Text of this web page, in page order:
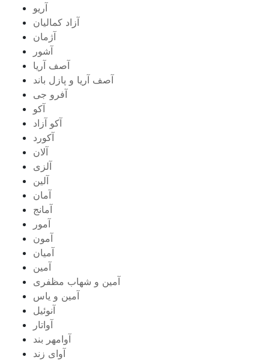
آریو
آزاد کمالیان
آژمان
آشور
آصف آریا
آصف آریا و پازل باند
آفرو جی
آکو
آکو آزاد
آکورد
آلان
آلزی
آلین
آمان
آمانج
آمور
آمون
آمیان
آمین
آمین و شهاب مظفری
آمین و یاس
آنوئیل
آواتار
آوامهر بند
آوای زند